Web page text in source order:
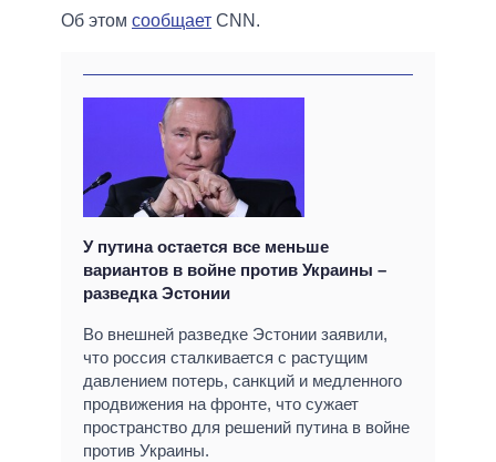
Об этом сообщает CNN.
У путина остается все меньше
вариантов в войне против Украины –
разведка Эстонии
Во внешней разведке Эстонии заявили,
что россия сталкивается с растущим
давлением потерь, санкций и медленного
продвижения на фронте, что сужает
пространство для решений путина в войне
против Украины.